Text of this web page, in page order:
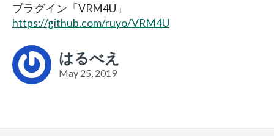
プラグイン「VRM4U」
https://github.com/ruyo/VRM4U
はるべえ
May 25, 2019